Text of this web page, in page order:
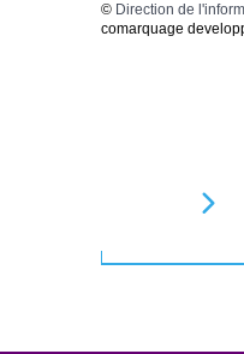
© Direction de
comarquage